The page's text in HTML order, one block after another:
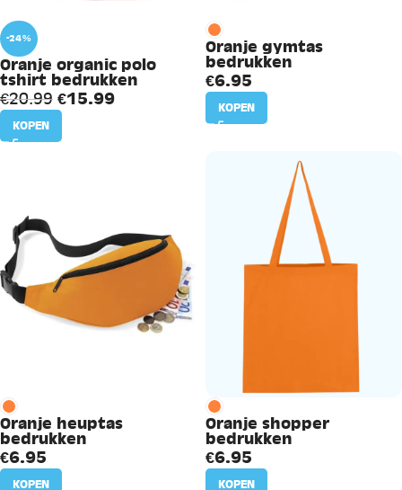
-24%
Oranje organic polo
tshirt bedrukken
€20.99 €15.99
KOPEN
Oranje gymtas
bedrukken
€6.95
KOPEN
Oranje heuptas
bedrukken
€6.95
KOPEN
Oranje shopper
bedrukken
€6.95
KOPEN